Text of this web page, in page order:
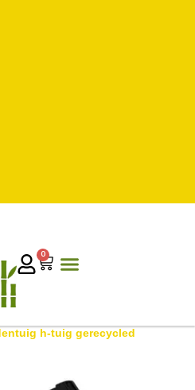
0
h-tuig gerecycled